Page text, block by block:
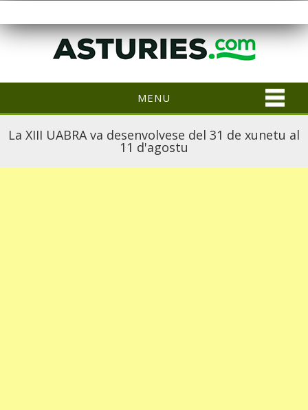
MENU
La XIII UABRA va desenvolvese del 31 de xunetu al
11 d'agostu